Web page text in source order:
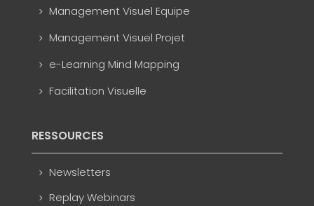
Management Visuel Equipe
Management Visuel Projet
e-Learning Mind Mapping
Facilitation Visuelle
RESSOURCES
Newsletters
Replay Webinars